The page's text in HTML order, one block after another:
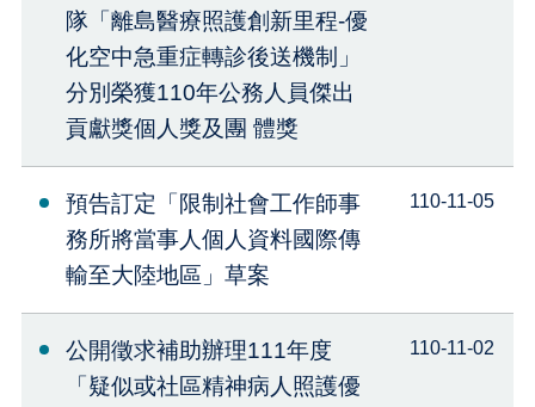
隊「離島醫療照護創新里程-優
化空中急重症轉診後送機制」
分別榮獲110年公務人員傑出
貢獻獎個人獎及團 體獎
預告訂定「限制社會工作師事
務所將當事人個人資料國際傳
輸至大陸地區」草案
110-11-05
公開徵求補助辦理111年度
「疑似或社區精神病人照護優
110-11-02